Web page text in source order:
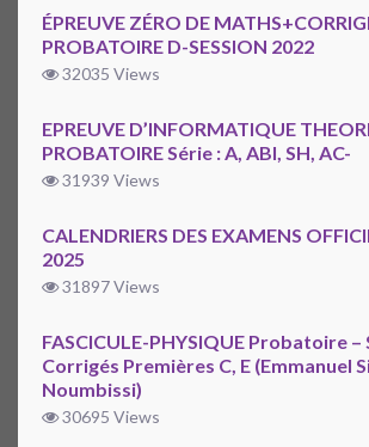
ÉPREUVE ZÉRO DE
PROBATOIRE D-SESSION 2022
32035 Views
EPREUVE D’INFORMATIQUE
PROBATOIRE Série : A, ABI, SH, AC-
31939 Views
CALENDRIERS DES EXAMENS
2025
31897 Views
FASCICULE-PHYSIQUE Probatoire –
Corrigés Premières C, E (Emmanuel
Noumbissi)
30695 Views